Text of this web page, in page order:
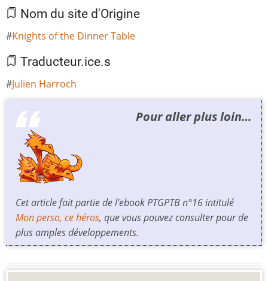
Nom du site d'Origine
Knights of the Dinner Table
Traducteur.ice.s
Julien Harroch
Pour aller plus loin…
Cet article fait partie de l'ebook PTGPTB n°16 intitulé
Mon perso, ce héros, que vous pouvez consulter pour de
plus amples développements.